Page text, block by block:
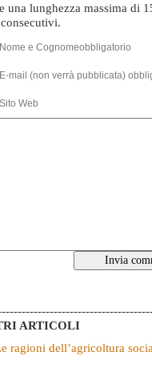
una lunghezza massima di
Nome e Cognomeobbligatorio
E-mail (non verrà pubblicata)
Sito Web
ARTICOLI
ragioni dell’agricoltura